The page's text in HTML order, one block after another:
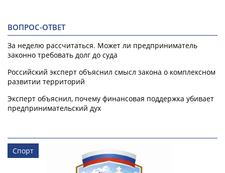
ВОПРОС-ОТВЕТ
За неделю рассчитаться. Может ли предприниматель
законно требовать долг до суда
Российский эксперт объяснил смысл закона о комплексном
развитии территорий
Эксперт объяснил, почему финансовая поддержка убивает
предпринимательский дух
Спорт